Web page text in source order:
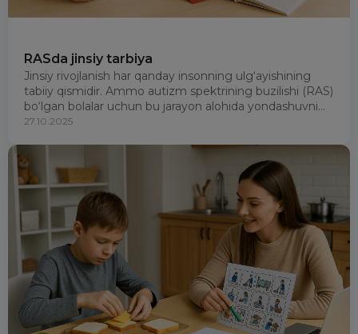
RASda jinsiy tarbiya
Jinsiy rivojlanish har qanday insonning ulg‘ayishining
tabiiy qismidir. Ammo autizm spektrining buzilishi (RAS)
bo‘lgan bolalar uchun bu jarayon alohida yondashuvni...
27.10.2025